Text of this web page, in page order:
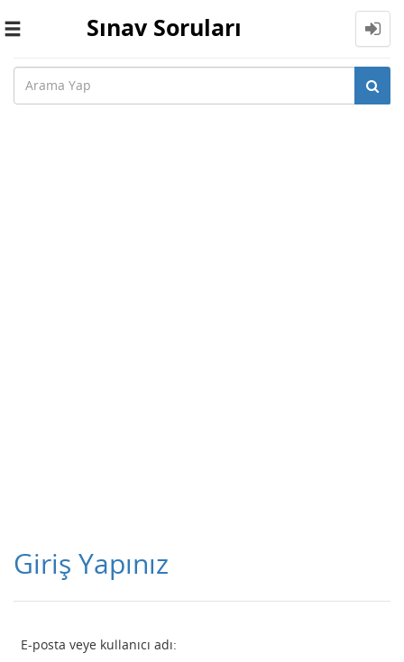
Toggle
Sınav Soruları
Giriş Yapınız
E-posta veye kullanıcı adı: